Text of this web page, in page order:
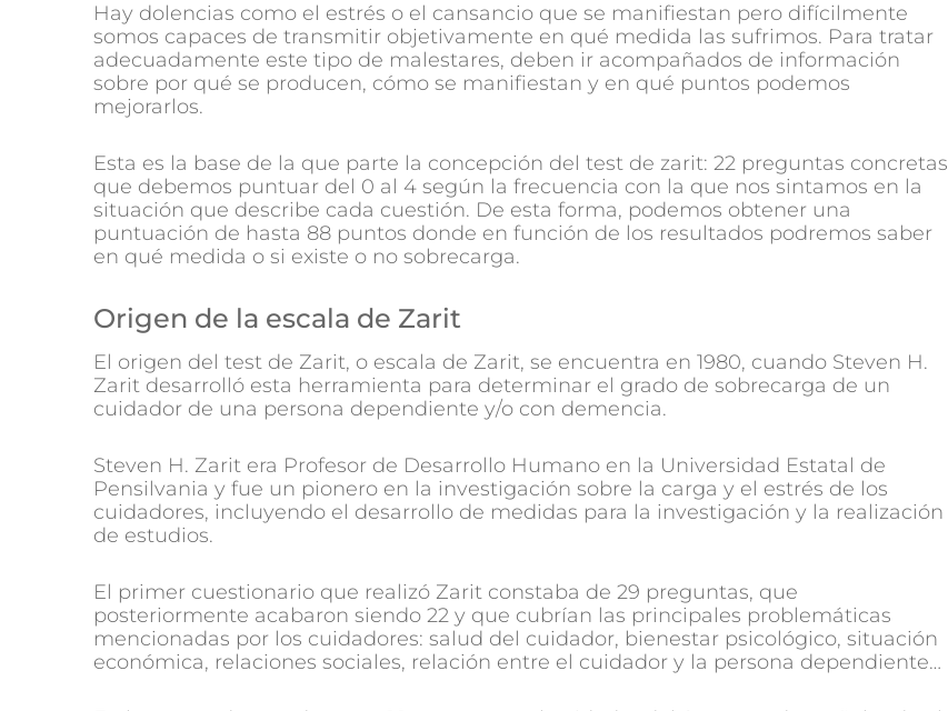
Hay dolencias como el estrés o el cansancio que se manifiestan pero difícilmente
somos capaces de transmitir objetivamente en qué medida las sufrimos. Para tratar
adecuadamente este tipo de malestares, deben ir acompañados de información
sobre por qué se producen, cómo se manifiestan y en qué puntos podemos
mejorarlos.
Esta es la base de la que parte la concepción del test de zarit: 22 preguntas concretas
que debemos puntuar del 0 al 4 según la frecuencia con la que nos sintamos en la
situación que describe cada cuestión. De esta forma, podemos obtener una
puntuación de hasta 88 puntos donde en función de los resultados podremos saber
en qué medida o si existe o no sobrecarga.
Origen de la escala de Zarit
El origen del test de Zarit, o escala de Zarit, se encuentra en 1980, cuando Steven H.
Zarit desarrolló esta herramienta para determinar el grado de sobrecarga de un
cuidador de una persona dependiente y/o con demencia.
Steven H. Zarit era Profesor de Desarrollo Humano en la Universidad Estatal de
Pensilvania y fue un pionero en la investigación sobre la carga y el estrés de los
cuidadores, incluyendo el desarrollo de medidas para la investigación y la realización
de estudios.
El primer cuestionario que realizó Zarit constaba de 29 preguntas, que
posteriormente acabaron siendo 22 y que cubrían las principales problemáticas
mencionadas por los cuidadores: salud del cuidador, bienestar psicológico, situación
económica, relaciones sociales, relación entre el cuidador y la persona dependiente…